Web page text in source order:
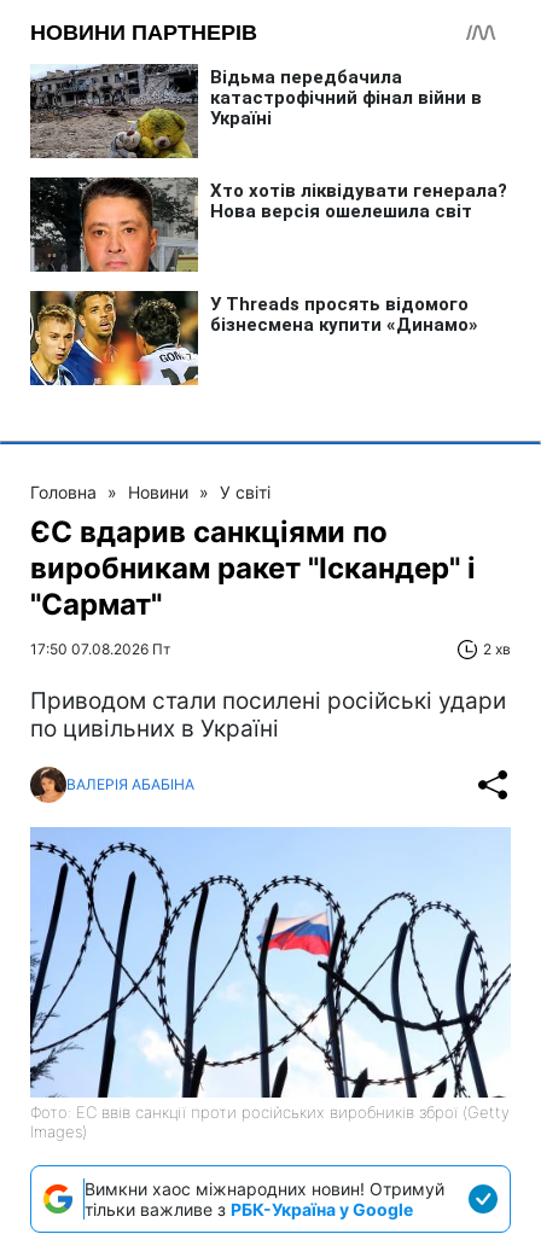
Головна » Новини » У світі
ЄС вдарив санкціями по
виробникам ракет "Іскандер" і
"Сармат"
17:50 07.08.2026 Пт 2 хв
Приводом стали посилені російські удари
по цивільних в Україні
ВАЛЕРІЯ АБАБІНА
Фото: ЕС ввів санкції проти російських виробників зброї (Getty
Images)
Вимкни хаос міжнародних новин! Отримуй
тільки важливе з РБК-Україна у Google